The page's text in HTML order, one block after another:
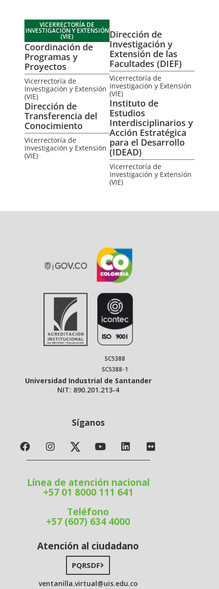
VICERRECTORÍA DE
INVESTIGACIÓN Y EXTENSIÓN
(VIE)
Coordinación de
Programas y
Proyectos
Vicerrectoría de
Investigación y Extensión
(VIE)
Dirección de
Transferencia del
Conocimiento
Vicerrectoría de
Investigación y Extensión
(VIE)
Dirección de
Investigación y
Extensión de las
Facultades (DIEF)
Vicerrectoría de
Investigación y Extensión
(VIE)
Instituto de
Estudios
Interdisciplinarios y
Acción Estratégica
para el Desarrollo
(IDEAD)
Vicerrectoría de
Investigación y Extensión
(VIE)